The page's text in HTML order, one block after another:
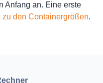
Anfang an. Eine erste
zu den Containergrößen.